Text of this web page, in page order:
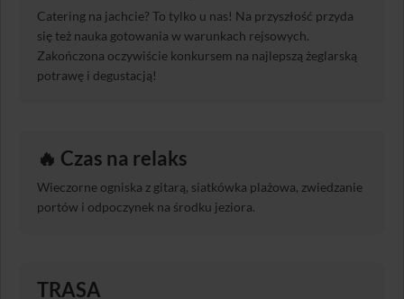
Catering na jachcie? To tylko u nas! Na przyszłość przyda
się też nauka gotowania w warunkach rejsowych.
Zakończona oczywiście konkursem na najlepszą żeglarską
potrawę i degustacją!
🔥 Czas na relaks
Wieczorne ogniska z gitarą, siatkówka plażowa, zwiedzanie
portów i odpoczynek na środku jeziora.
TRASA